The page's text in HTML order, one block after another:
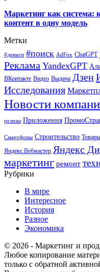
Маркетинг как система:
контент в одну модель
Метки
#деньги #поиск AdFox ChatGPT
Реклама YandexGPT
ВКонтакте Видео Выдача Дзен
Исследования
Новости
релизы Приложения
Смартфоны Строительство Товары
Яндекс.Вебмастер Яндекс
маркетинг ремонт
Рубрики
В мире
Интересное
История
Разное
Экономика
© 2026 - Маркетинг и
Любое копирование
только с обратной